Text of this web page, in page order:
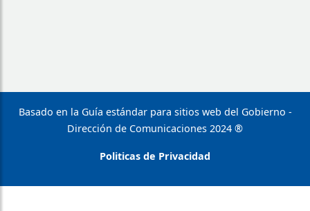
Basado en la Guía estándar para sitios web del Gobierno -
Dirección de Comunicaciones 2024 ®
Politicas de Privacidad